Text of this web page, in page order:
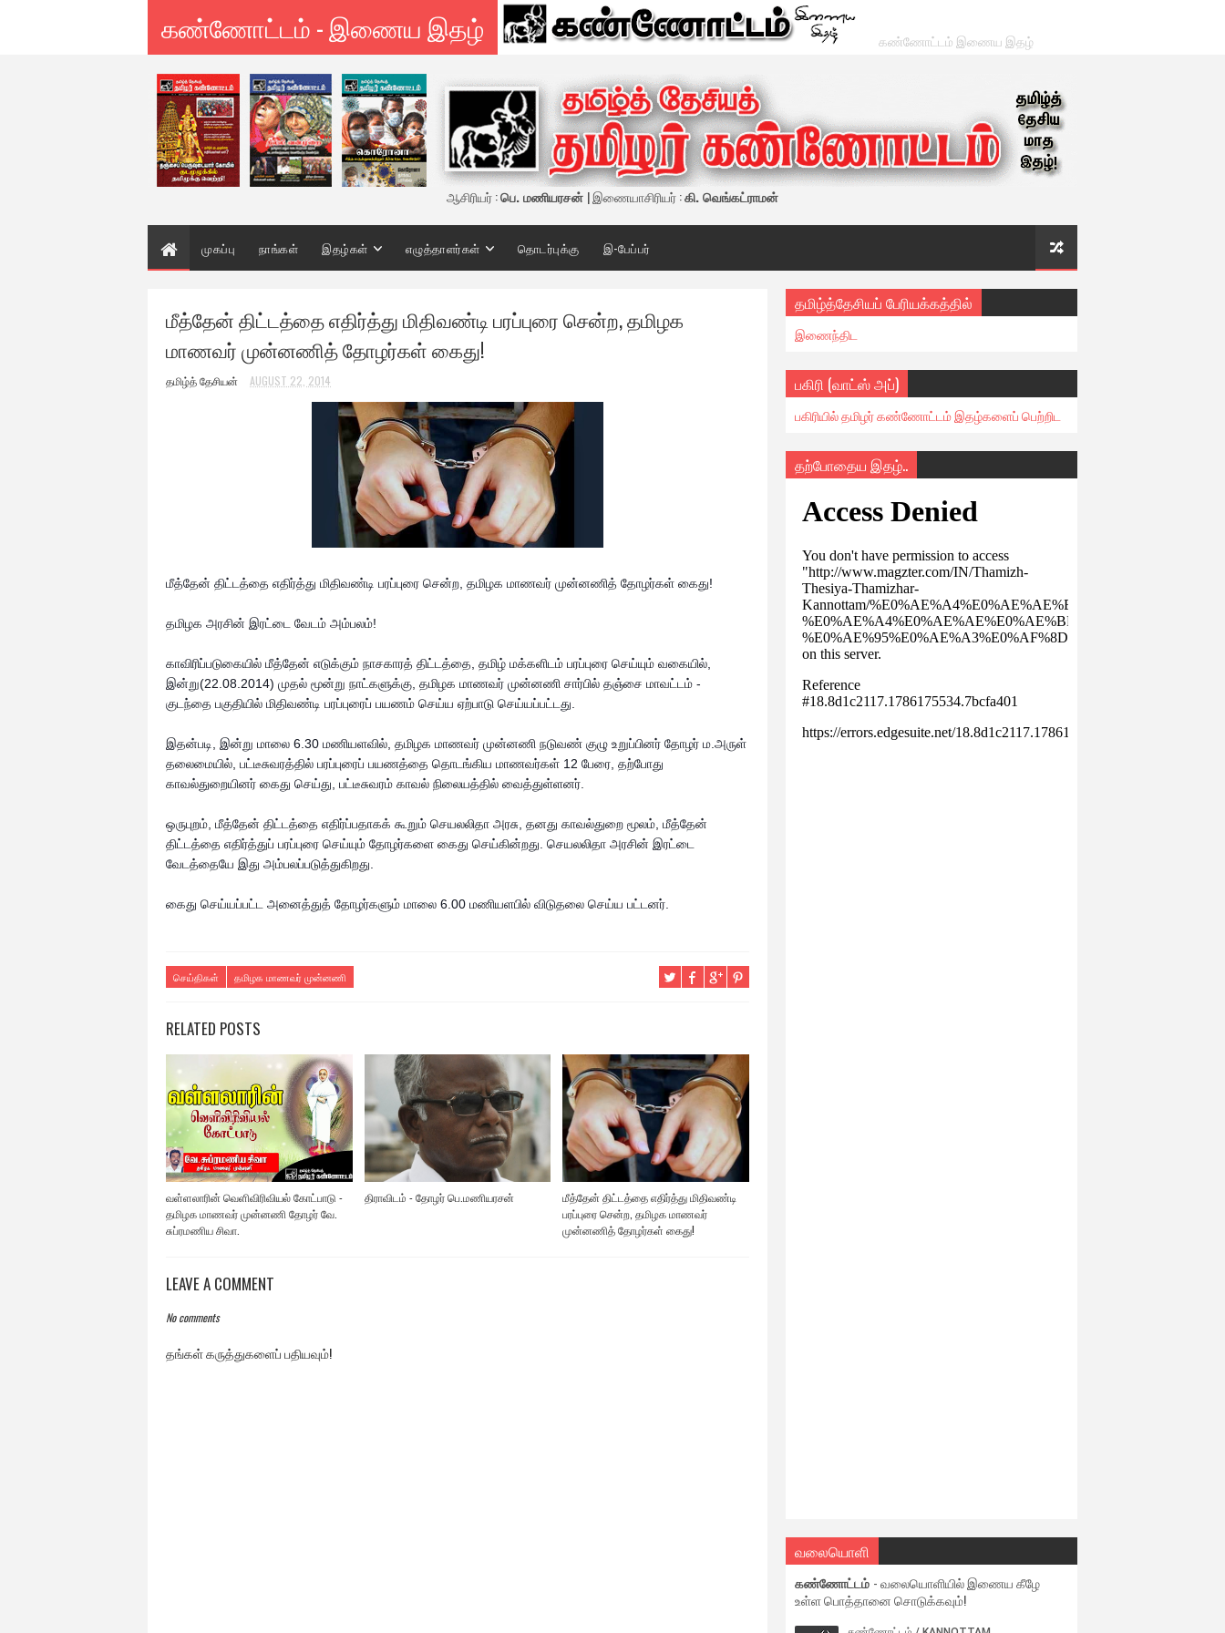
கண்ணோட்டம் - இணைய இதழ் கண்ணோட்டம் இணைய இதழ்
ஆசிரியர் :பெ. மணியரசன் | இணையாசிரியர் :கி. வெங்கட்ராமன்
முகப்பு நாங்கள் இதழ்கள் எழுத்தாளர்கள் தொடர்புக்கு இ-பேப்பர்
மீத்தேன் திட்டத்தை எதிர்த்து மிதிவண்டி பரப்புரை சென்ற, தமிழக
மாணவர் முன்னணித் தோழர்கள் கைது!
தமிழ்த் தேசியன் AUGUST 22, 2014
மீத்தேன் திட்டத்தை எதிர்த்து மிதிவண்டி பரப்புரை சென்ற, தமிழக மாணவர் முன்னணித் தோழர்கள் கைது!
தமிழக அரசின் இரட்டை வேடம் அம்பலம்!
காவிரிப்படுகையில் மீத்தேன் எடுக்கும் நாசகாரத் திட்டத்தை, தமிழ் மக்களிடம் பரப்புரை செய்யும் வகையில்,
இன்று(22.08.2014) முதல் மூன்று நாட்களுக்கு, தமிழக மாணவர் முன்னணி சார்பில் தஞ்சை மாவட்டம் -
குடந்தை பகுதியில் மிதிவண்டி பரப்புரைப் பயணம் செய்ய ஏற்பாடு செய்யப்பட்டது.
இதன்படி, இன்று மாலை 6.30 மணியளவில், தமிழக மாணவர் முன்னணி நடுவண் குழு உறுப்பினர் தோழர் ம.அருள்
தலைமையில், பட்டீசுவரத்தில் பரப்புரைப் பயணத்தை தொடங்கிய மாணவர்கள் 12 பேரை, தற்போது
காவல்துறையினர் கைது செய்து, பட்டீசுவரம் காவல் நிலையத்தில் வைத்துள்ளனர்.
ஒருபுறம், மீத்தேன் திட்டத்தை எதிர்ப்பதாகக் கூறும் செயலலிதா அரசு, தனது காவல்துறை மூலம், மீத்தேன்
திட்டத்தை எதிர்த்துப் பரப்புரை செய்யும் தோழர்களை கைது செய்கின்றது. செயலலிதா அரசின் இரட்டை
வேடத்தையே இது அம்பலப்படுத்துகிறது.
கைது செய்யப்பட்ட அனைத்துத் தோழர்களும் மாலை 6.00 மணியளபில் விடுதலை செய்ய பட்டனர்.
செய்திகள் தமிழக மாணவர் முன்னணி
RELATED POSTS
வள்ளலாரின் வெளிவிரிவியல் கோட்பாடு -
தமிழக மாணவர் முன்னணி தோழர் வே.
சுப்ரமணிய சிவா.
திராவிடம் - தோழர் பெ.மணியரசன்
மீத்தேன் திட்டத்தை எதிர்த்து மிதிவண்டி
பரப்புரை சென்ற, தமிழக மாணவர்
முன்னணித் தோழர்கள் கைது!
LEAVE A COMMENT
No comments
தங்கள் கருத்துகளைப் பதியவும்!
தமிழ்த்தேசியப் பேரியக்கத்தில்
இணைந்திட
பகிரி (வாட்ஸ் அப்)
பகிரியில் தமிழர் கண்ணோட்டம் இதழ்களைப் பெற்றிட
தற்போதைய இதழ்..
வலையொளி
கண்ணோட்டம் - வலையொளியில் இணைய கீழே
உள்ள பொத்தானை சொடுக்கவும்!